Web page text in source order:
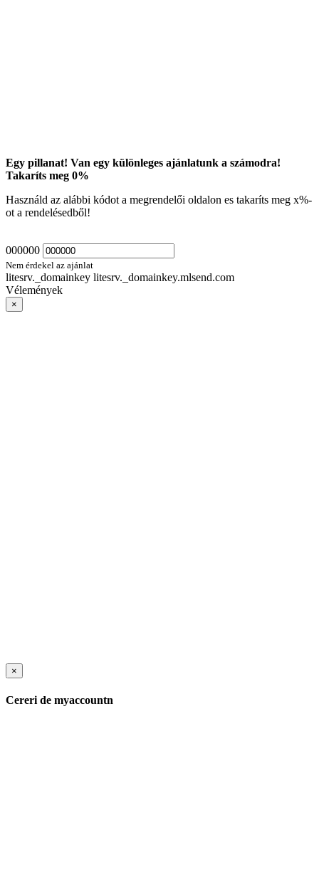
Egy pillanat! Van egy különleges ajánlatunk a számodra!
Takaríts meg 0%
Használd az alábbi kódot a megrendelői oldalon es takaríts meg x%-
ot a rendelésedből!
000000
Nem érdekel az ajánlat
litesrv._domainkey litesrv._domainkey.mlsend.com
Vélemények
×
×
Cereri de myaccountn